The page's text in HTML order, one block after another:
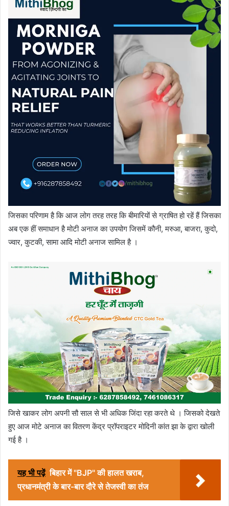
जिसका परिणाम है कि आज लोग तरह तरह कि बीमारियों से ग्राषित हो रहें हैं जिसका
अब एक हीं समाधान है मोटी अनाज का उपयोग जिसमें कौनी, मरुआ, बाजरा, कुदो,
ज्वार, कुटकी, सामा आदि मोटी अनाज सामिल है ।
जिसे खाकर लोग अपनी सौ साल से भी अधिक जिंदा रहा करते थे । जिसको देखते
हुए आज मोटे अनाज का वितरण केंद्र प्रॉपराइटर मोदिनी कांत झा के द्वारा खोली
गई है ।
यह भी पढ़ें बिहार में "BJP" की हालत खराब,
प्रधानमंत्री के बार-बार दौरे से तेजस्वी का तंज